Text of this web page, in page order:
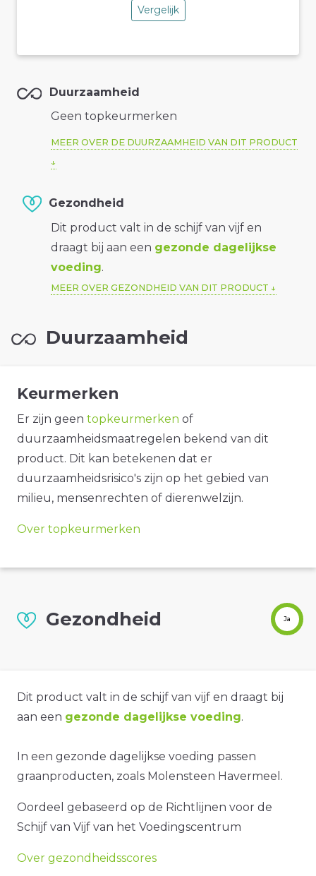
Vergelijk
Duurzaamheid
Geen topkeurmerken
MEER OVER DE DUURZAAMHEID VAN DIT PRODUCT
Gezondheid
Dit product valt in de schijf van vijf en
draagt bij aan een gezonde dagelijkse
voeding.
MEER OVER GEZONDHEID VAN DIT PRODUCT
Duurzaamheid
Keurmerken
Er zijn geen topkeurmerken of
duurzaamheidsmaatregelen bekend van dit
product. Dit kan betekenen dat er
duurzaamheidsrisico's zijn op het gebied van
milieu, mensenrechten of dierenwelzijn.
Over topkeurmerken
Gezondheid Ja
Dit product valt in de schijf van vijf en draagt bij
aan een gezonde dagelijkse voeding.
In een gezonde dagelijkse voeding passen
graanproducten, zoals Molensteen Havermeel.
Oordeel gebaseerd op de Richtlijnen voor de
Schijf van Vijf van het Voedingscentrum
Over gezondheidsscores